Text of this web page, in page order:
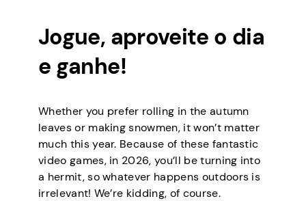
Jogue, aproveite o dia
e ganhe!
Whether you prefer rolling in the autumn
leaves or making snowmen, it won’t matter
much this year. Because of these fantastic
video games, in 2026, you’ll be turning into
a hermit, so whatever happens outdoors is
irrelevant! We’re kidding, of course.